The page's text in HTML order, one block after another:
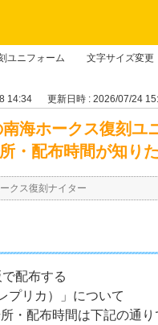
文字サイズ変更
ユニフォーム
14:34 更新日時 : 2026/07/24
海ホークス復刻ユ
・配布時間が知り
クス復刻ナイター
配布する
プリカ）」について
・配布時間は下記の通り